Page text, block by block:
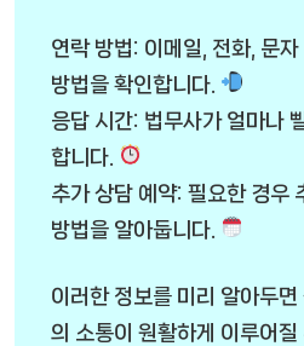
연락 방법: 이메일, 전화, 문
방법을 확인합니다.
응답 시간: 법무사가 얼마나
합니다.
추가 상담 예약: 필요한 경우
방법을 알아둡니다.
이러한 정보를 미리 알아두
의 소통이 원활하게 이루어질